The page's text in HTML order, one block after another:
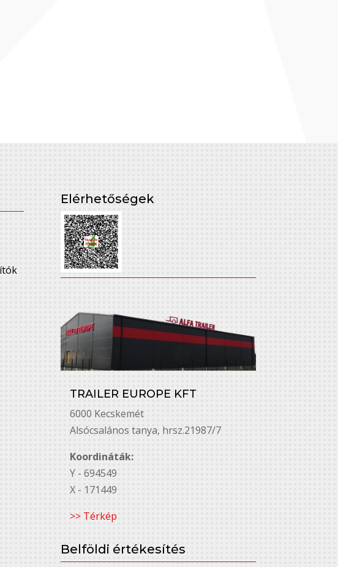
Elérhetőségek
TRAILER EUROPE KFT
6000 Kecskemét
Alsó￳csalános tanya, hrsz.21987/7
Koordináták:
Y - 694549
X - 171449
>> Térkép
Belföldi értékesítés